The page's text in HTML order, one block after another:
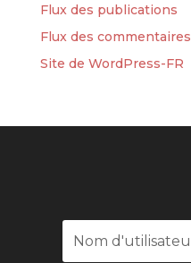
Flux des publications
Flux des commentaires
Site de WordPress-FR